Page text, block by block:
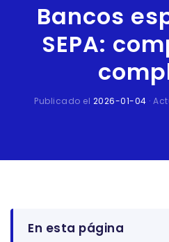
Bancos
SEPA:
Publicado el 2026-01-04 ·
En esta página